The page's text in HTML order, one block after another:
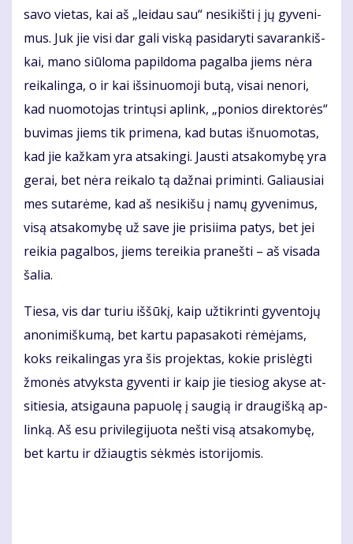
sa­vo vie­tas, kai aš „lei­dau sau“ ne­si­kiš­ti į jų gy­ve­ni­
mus. Juk jie vi­si dar ga­li vis­ką pa­si­da­ry­ti sa­va­ran­kiš­
kai, ma­no siū­lo­ma pa­pil­do­ma pa­gal­ba jiems nė­ra
rei­ka­lin­ga, o ir kai iš­si­nuo­mo­ji bu­tą, vi­sai ne­no­ri,
kad nuo­mo­to­jas trin­tų­si ap­link, „po­nios di­rek­to­rės“
bu­vi­mas jiems tik pri­me­na, kad bu­tas iš­nuo­mo­tas,
kad jie kaž­kam yra at­sa­kin­gi. Jaus­ti at­sa­ko­my­bę yra
ge­rai, bet nė­ra rei­ka­lo tą daž­nai pri­min­ti. Ga­liau­siai
mes su­ta­rė­me, kad aš ne­si­ki­šu į na­mų gy­ve­ni­mus,
vi­są at­sa­ko­my­bę už sa­ve jie pri­si­i­ma pa­tys, bet jei
rei­kia pa­gal­bos, jiems te­rei­kia pra­neš­ti – aš vi­sa­da
ša­lia.
Tie­sa, vis dar tu­riu iš­šū­kį, kaip už­tik­rin­ti gy­ven­to­jų
ano­ni­miš­ku­mą, bet kar­tu pa­pa­sa­ko­ti rė­mė­jams,
koks rei­ka­lin­gas yra šis pro­jek­tas, ko­kie pri­slėg­ti
žmo­nės at­vyks­ta gy­ven­ti ir kaip jie tie­siog aky­se at­
si­tie­sia, at­si­gau­na pa­puo­lę į sau­gią ir drau­giš­ką ap­
lin­ką. Aš esu pri­vi­le­gi­juo­ta neš­ti vi­są at­sa­ko­my­bę,
bet kar­tu ir džiaug­tis sėk­mės is­to­ri­jo­mis.